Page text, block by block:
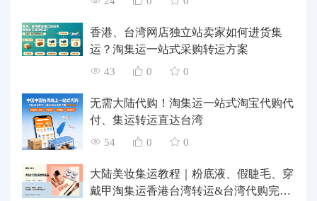
香港、台湾网店独立站卖家如何进货集
运？淘集运一站式采购转运方案
43 0 0
无需大陆代购！淘集运一站式淘宝代购代
付、集运转运直达台湾
54 0 0
大陆美妆集运教程｜粉底液、假睫毛、穿
戴甲淘集运香港台湾转运&台湾代购完整